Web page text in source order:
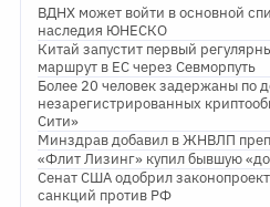
ВДНХ может войти в основной
наследия ЮНЕСКО
Китай запустит первый
маршрут в ЕС через Севморпуть
Более 20 человек задержаны по
незарегистрированных
Сити»
Минздрав добавил в ЖНВЛП
«Флит Лизинг» купил бывшую
Сенат США одобрил
санкций против РФ